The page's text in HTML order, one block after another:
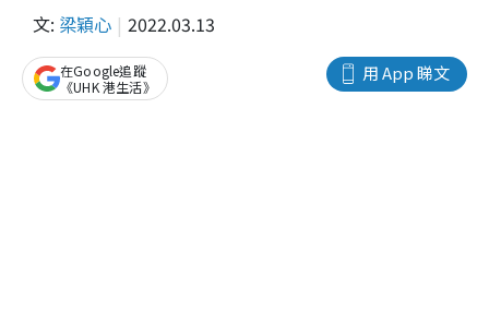
文: 梁穎心 2022.03.13
用 App 睇文
在Google追蹤
《UHK 港生活》